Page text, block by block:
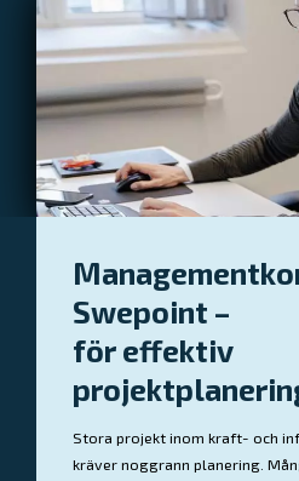
Swepoint –
för effektiv
Stora projekt inom kraft- och
kräver noggrann planering.